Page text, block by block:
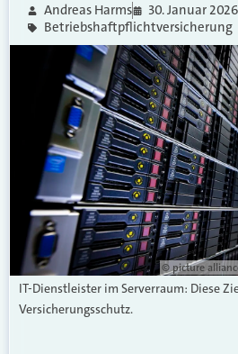
Andreas Harms 30. Januar 2026
Betriebshaftpflichtversicherung
© picture
IT-Dienstleister im Serverraum: Diese
Versicherungsschutz.